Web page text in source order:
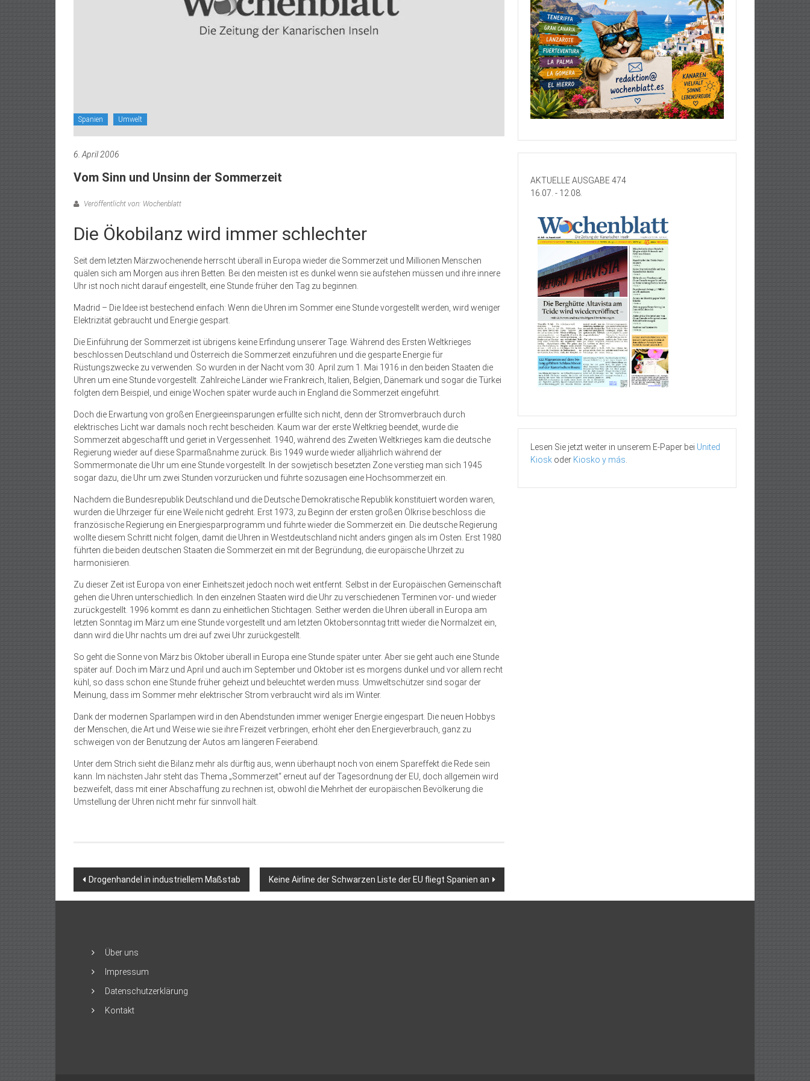
Spanien Umwelt
6. April 2006
Vom Sinn und Unsinn der Sommerzeit
Veröffentlicht von: Wochenblatt
Die Ökobilanz wird immer schlechter
Seit dem letzten Märzwochenende herrscht überall in Europa wieder die Sommerzeit und Millionen Menschen
quälen sich am Morgen aus ihren Betten. Bei den meisten ist es dunkel wenn sie aufstehen müssen und ihre innere
Uhr ist noch nicht darauf eingestellt, eine Stunde früher den Tag zu beginnen.
Madrid – Die Idee ist bestechend einfach: Wenn die Uhren im Sommer eine Stunde vorgestellt werden, wird weniger
Elektrizität gebraucht und Energie gespart.
Die Einführung der Sommerzeit ist übrigens keine Erfindung unserer Tage. Während des Ersten Weltkrieges
beschlossen Deutschland und Österreich die Sommerzeit einzuführen und die gesparte Energie für
Rüstungszwecke zu verwenden. So wurden in der Nacht vom 30. April zum 1. Mai 1916 in den beiden Staaten die
Uhren um eine Stunde vorgestellt. Zahlreiche Länder wie Frankreich, Italien, Belgien, Dänemark und sogar die Türkei
folgten dem Beispiel, und einige Wochen später wurde auch in England die Sommerzeit eingeführt.
Doch die Erwartung von großen Energieeinsparungen erfüllte sich nicht, denn der Stromverbrauch durch
elektrisches Licht war damals noch recht bescheiden. Kaum war der erste Weltkrieg beendet, wurde die
Sommerzeit abgeschafft und geriet in Vergessenheit. 1940, während des Zweiten Weltkrieges kam die deutsche
Regierung wieder auf diese Sparmaßnahme zurück. Bis 1949 wurde wieder alljährlich während der
Sommermonate die Uhr um eine Stunde vorgestellt. In der sowjetisch besetzten Zone verstieg man sich 1945
sogar dazu, die Uhr um zwei Stunden vorzurücken und führte sozusagen eine Hochsommerzeit ein.
Nachdem die Bundesrepublik Deutschland und die Deutsche Demokratische Republik konstituiert worden waren,
wurden die Uhrzeiger für eine Weile nicht gedreht. Erst 1973, zu Beginn der ersten großen Ölkrise beschloss die
französische Regierung ein Energiesparprogramm und führte wieder die Sommerzeit ein. Die deutsche Regierung
wollte diesem Schritt nicht folgen, damit die Uhren in Westdeutschland nicht anders gingen als im Osten. Erst 1980
führten die beiden deutschen Staaten die Sommerzeit ein mit der Begründung, die europäische Uhrzeit zu
harmonisieren.
Zu dieser Zeit ist Europa von einer Einheitszeit jedoch noch weit entfernt. Selbst in der Europäischen Gemeinschaft
gehen die Uhren unterschiedlich. In den einzelnen Staaten wird die Uhr zu verschiedenen Terminen vor- und wieder
zurückgestellt. 1996 kommt es dann zu einheitlichen Stichtagen. Seither werden die Uhren überall in Europa am
letzten Sonntag im März um eine Stunde vorgestellt und am letzten Oktobersonntag tritt wieder die Normalzeit ein,
dann wird die Uhr nachts um drei auf zwei Uhr zurückgestellt.
So geht die Sonne von März bis Oktober überall in Europa eine Stunde später unter. Aber sie geht auch eine Stunde
später auf. Doch im März und April und auch im September und Oktober ist es morgens dunkel und vor allem recht
kühl, so dass schon eine Stunde früher geheizt und beleuchtet werden muss. Umweltschützer sind sogar der
Meinung, dass im Sommer mehr elektrischer Strom verbraucht wird als im Winter.
Dank der modernen Sparlampen wird in den Abendstunden immer weniger Energie eingespart. Die neuen Hobbys
der Menschen, die Art und Weise wie sie ihre Freizeit verbringen, erhöht eher den Energieverbrauch, ganz zu
schweigen von der Benutzung der Autos am längeren Feierabend.
Unter dem Strich sieht die Bilanz mehr als dürftig aus, wenn überhaupt noch von einem Spareffekt die Rede sein
kann. Im nächsten Jahr steht das Thema „Sommerzeit“ erneut auf der Tagesordnung der EU, doch allgemein wird
bezweifelt, dass mit einer Abschaffung zu rechnen ist, obwohl die Mehrheit der europäischen Bevölkerung die
Umstellung der Uhren nicht mehr für sinnvoll hält.
Beitragsnavigation
Drogenhandel in industriellem Maßstab Keine Airline der Schwarzen Liste der EU fliegt Spanien an
AKTUELLE AUSGABE 474
16.07. - 12.08.
Lesen Sie jetzt weiter in unserem E-Paper bei United
Kiosk oder Kiosko y más
Über uns
Impressum
Datenschutzerklärung
Kontakt